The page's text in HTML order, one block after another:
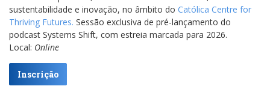
sustentabilidade e inovação, no âmbito do Católica Centre for
Thriving Futures. Sessão exclusiva de pré-lançamento do
podcast Systems Shift, com estreia marcada para 2026.
Local: Online
Inscrição